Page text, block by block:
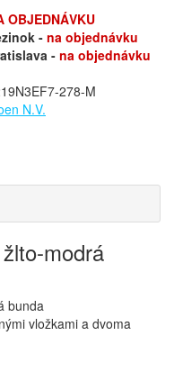
OBJEDNÁVKU
-na objednávku
- na objednávku
278-M
N.V.
modrá
bunda
vložkami a dvoma